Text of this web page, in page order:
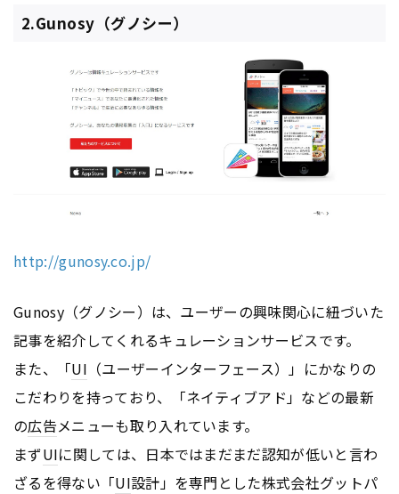
2.Gunosy（グノシー）
http://gunosy.co.jp/
Gunosy（グノシー）は、ユーザーの興味関心に紐づいた
記事を紹介してくれるキュレーションサービスです。
また、「UI （ユーザーインターフェース）」にかなりの
こだわりを持っており、「ネイティブアド」などの最新
の広告メニューも取り入れています。
まずUIに関しては、日本ではまだまだ認知が低いと言わ
ざるを得ない「UI設計」を専門とした株式会社グットパ